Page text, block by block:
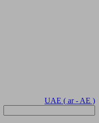
UAE ( ar - AE )